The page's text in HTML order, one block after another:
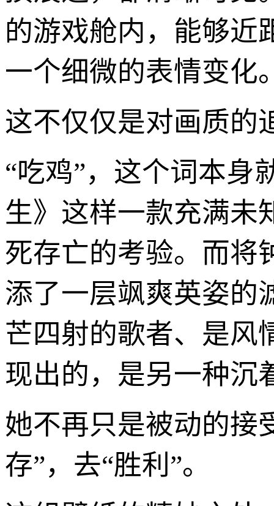
的游戏舱内，能够近
一个细微的表情变化
这不仅仅是对画质的
“吃鸡”，这个词本身
生》这样一款充满未
死存亡的考验。而将
添了一层飒爽英姿的
芒四射的歌者、是风
现出的，是另一种沉
她不再只是被动的接
存”，去“胜利”。